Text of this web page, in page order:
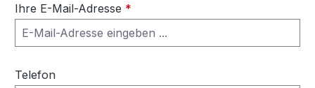
Ihre E-Mail-Adresse *
Telefon